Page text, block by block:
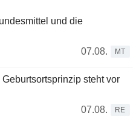
und die
07.08.
MT
steht vor
07.08.
RE